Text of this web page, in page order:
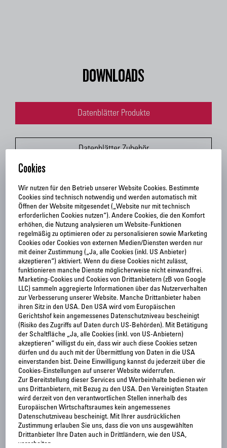
DOWNLOADS
Cookies
Wir nutzen für den Betrieb unserer Website Cookies. Bestimmte
Cookies sind technisch notwendig und werden automatisch mit
Öffnen der Website mitgesendet („Website nur mit technisch
erforderlichen Cookies nutzen“). Andere Cookies, die den Komfort
erhöhen, die Nutzung analysieren um Website-Funktionen
regelmäßig zu optimieren oder zu personalisieren sowie Marketing
Cookies oder Cookies von externen Medien/Diensten werden nur
mit deiner Zustimmung („Ja, alle Cookies (inkl. US Anbieter)
akzeptieren“) aktiviert. Wenn du diese Cookies nicht zulässt,
funktionieren manche Dienste möglicherweise nicht einwandfrei.
Marketing-Cookies und Cookies von Drittanbietern (zB von Google
LLC) sammeln aggregierte Informationen über das Nutzerverhalten
zur Verbesserung unserer Website. Manche Drittanbieter haben
ihren Sitz in den USA. Den USA wird vom Europäischen
Gerichtshof kein angemessenes Datenschutzniveau bescheinigt
(Risiko des Zugriffs auf Daten durch US-Behörden). Mit Betätigung
der Schaltfläche „Ja, alle Cookies (inkl. von US-Anbietern)
akzeptieren“ willigst du ein, dass wir auch diese Cookies setzen
dürfen und du auch mit der Übermittlung von Daten in die USA
einverstanden bist. Deine Einwilligung kannst du jederzeit über die
Cookies-Einstellungen auf unserer Website widerrufen.
Zur Bereitstellung dieser Services und Werbeinhalte bedienen wir
uns Drittanbietern, mit Bezug zu den USA. Den Vereinigten Staaten
wird derzeit von den verantwortlichen Stellen innerhalb des
Europäischen Wirtschaftsraumes kein angemessenes
Datenschutzniveau bescheinigt. Mit Ihrer ausdrücklichen
Zustimmung erlauben Sie uns, dass die von uns ausgewählten
Drittanbieter Ihre Daten auch in Drittländern, wie den USA,
verarbeiten.